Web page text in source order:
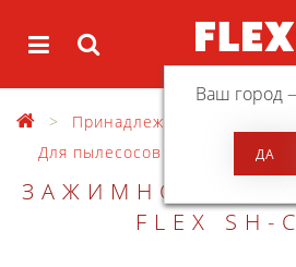
Ваш город
Принадлежности
Для пылесосов VCE
ЗАЖИМНОЕ
FLEX SH-